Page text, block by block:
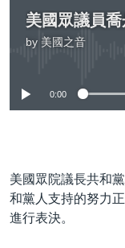
美國專訊
視頻存檔
新聞音頻
海外港人
美國透視
關注我們
by 美國之音
0:00
美國眾院議長共和
和黨人支持的努力
進行表決。